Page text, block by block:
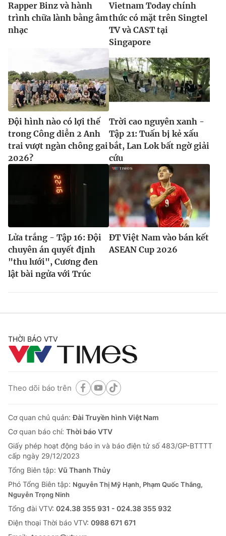
Rapper Binz và hành
trình chữa lành bằng âm
nhạc
Vietnam Today chính
thức có mặt trên Singtel
TV và CAST tại
Singapore
Đội hình nào có lợi thế
trong Công diễn 2 Anh
trai vượt ngàn chông gai
2026?
Trời cao nguyên xanh -
Tập 21: Tuấn bị kẻ xấu
bắt, Lan Lok bất ngờ giải
cứu
Lửa trắng - Tập 16: Đội
chuyên án quyết định
"thu lưới", Cương đen
lật bài ngửa với Trúc
ĐT Việt Nam vào bán kết
ASEAN Cup 2026
THỜI BÁO VTV
Theo dõi báo trên
Cơ quan chủ quản:Đài Truyền hình Việt Nam
Cơ quan báo chí: Thời báo VTV
Giấy phép hoạt động báo in và báo điện tử số 483/GP-BTTTT
cấp ngày 29/12/2023
Tổng Biên tập: Vũ Thanh Thủy
Phó Tổng Biên tập: Nguyễn Thị Mỹ Hạnh, Phạm Quốc Thắng,
Nguyễn Trọng Ninh
Tổng đài VTV: 024.38 355 931 - 024.38 355 932
Ðiện thoại Thời báo VTV: 0988 671 671